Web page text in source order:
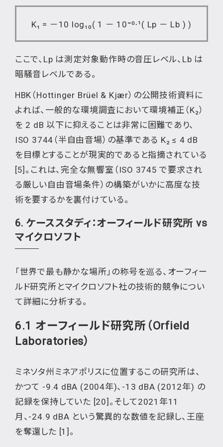
K₁ = －10 log₁₀( 1 － 10⁻⁰⋅¹( Lp － Lb ) )
ここで、Lp は測定対象動作時の音圧レベル、Lb は
暗騒音レベルである。
HBK（Hottinger Brüel & Kjær）の公開技術資料に
よれば、一般的な環境調査において環境補正（K₂）
を 2 dB 以下に抑えることは非常に困難であり、
ISO 3744（半自由音場）の基準である K₂ ≤ 4 dB
を目標とすることが現実的であると指摘されている
[5]。これは、完全な無響室（ISO 3745 で要求され
る厳しい自由音場条件）の構築がいかに高度な技
術を要するかを裏付けている。
6. ケーススタディ：オーフィールド研究所 vs
マイクロソフト
「世界で最も静かな場所」の称号を巡る、オーフィー
ルド研究所とマイクロソフト社の技術的競争につい
て詳細に分析する。
6.1 オーフィールド研究所（Orfield
Laboratories）
ミネソタ州ミネアポリスに位置するこの研究所は、
かつて -9.4 dBA (2004年)、-13 dBA (2012年) の
記録を保持していた [20]。そして2021年11
月、-24.9 dBA という驚異的な数値を記録し、王座
を奪還した [1]。